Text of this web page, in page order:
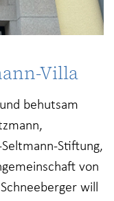
Villa
behutsam
Stiftung,
von
will